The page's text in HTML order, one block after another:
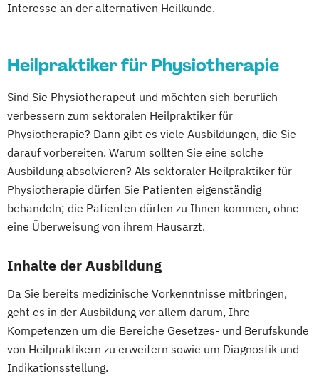
Interesse an der alternativen Heilkunde.
Heilpraktiker für Physiotherapie
Sind Sie Physiotherapeut und möchten sich beruflich
verbessern zum sektoralen Heilpraktiker für
Physiotherapie? Dann gibt es viele Ausbildungen, die Sie
darauf vorbereiten. Warum sollten Sie eine solche
Ausbildung absolvieren? Als sektoraler Heilpraktiker für
Physiotherapie dürfen Sie Patienten eigenständig
behandeln; die Patienten dürfen zu Ihnen kommen, ohne
eine Überweisung von ihrem Hausarzt.
Inhalte der Ausbildung
Da Sie bereits medizinische Vorkenntnisse mitbringen,
geht es in der Ausbildung vor allem darum, Ihre
Kompetenzen um die Bereiche Gesetzes- und Berufskunde
von Heilpraktikern zu erweitern sowie um Diagnostik und
Indikationsstellung.